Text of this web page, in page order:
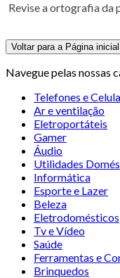
Revise a ortografia da
Voltar para a Página inicial
Navegue pelas nossas
Telefones e
Ar e ventilação
Eletroportáteis
Gamer
Áudio
Utilidades
Informática
Esporte e Lazer
Beleza
Eletrodomésticos
Tv e Vídeo
Saúde
Ferramentas e
Brinquedos